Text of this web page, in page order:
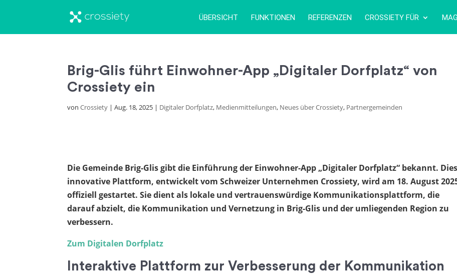
ÜBERSICHT FUNKTIONEN REFERENZEN CROSSIETY FÜR
Brig-Glis führt Einwohner-App „Digitaler Dorfplatz“ von
Crossiety ein
vonCrossiety |Aug. 18, 2025 | Digitaler Dorfplatz, Medienmitteilungen, Neues über Crossiety, Partnergemeinden
Die Gemeinde Brig-Glis gibt die Einführung der Einwohner-App „Digitaler Dorfplatz“ bekannt.
innovative Plattform, entwickelt vom Schweizer Unternehmen Crossiety, wird am 18. August
offiziell gestartet. Sie dient als lokale und vertrauenswürdige Kommunikationsplattform, die
darauf abzielt, die Kommunikation und Vernetzung in Brig-Glis und der umliegenden Region zu
verbessern.
Zum Digitalen Dorfplatz
Interaktive Plattform zur Verbesserung der Kommunikation